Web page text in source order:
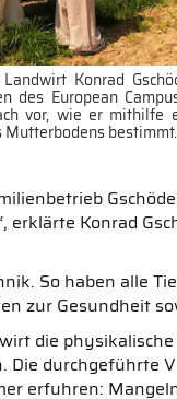
Landwirt Konrad
des European
vor, wie er mithilfe
Mutterbodens bestimmt.
Konrad
So haben alle
zur Gesundheit
die
durchgeführte
erfuhren: